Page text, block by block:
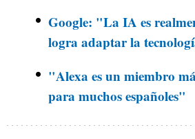
Google: "La IA es
logra adaptar la
"Alexa es un miembro
para muchos españoles"